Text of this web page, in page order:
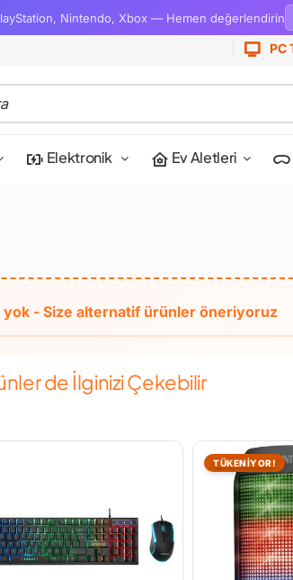
Nintendo, Xbox — Hemen değerlendirin
PC
Elektronik Ev Aletleri
de İlginizi Çekebilir
TÜKENİYOR!